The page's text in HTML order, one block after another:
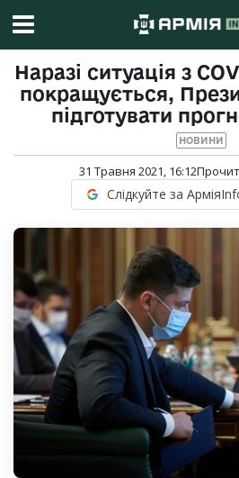
Наразі ситуація з
покращується,
підготувати
НОВИНИ
31 Травня 2021, 16:12
Слідкуйте за